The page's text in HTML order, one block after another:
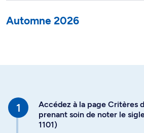
Automne 2026
Accédez à la page Critères
prenant soin de noter le
1101)